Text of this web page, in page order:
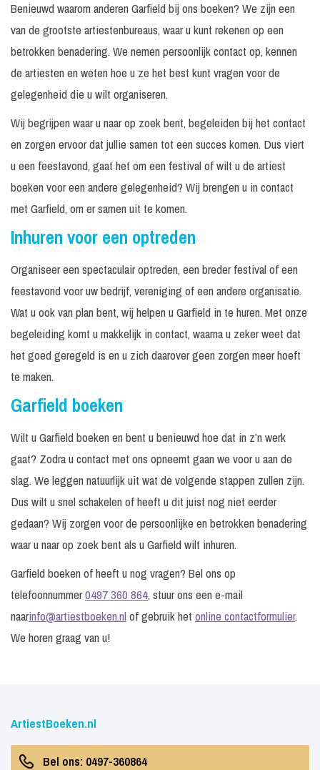
Benieuwd waarom anderen Garfield bij ons boeken? We zijn een
van de grootste artiestenbureaus, waar u kunt rekenen op een
betrokken benadering. We nemen persoonlijk contact op, kennen
de artiesten en weten hoe u ze het best kunt vragen voor de
gelegenheid die u wilt organiseren.
Wij begrijpen waar u naar op zoek bent, begeleiden bij het contact
en zorgen ervoor dat jullie samen tot een succes komen. Dus viert
u een feestavond, gaat het om een festival of wilt u de artiest
boeken voor een andere gelegenheid? Wij brengen u in contact
met Garfield, om er samen uit te komen.
Inhuren voor een optreden
Organiseer een spectaculair optreden, een breder festival of een
feestavond voor uw bedrijf, vereniging of een andere organisatie.
Wat u ook van plan bent, wij helpen u Garfield in te huren. Met onze
begeleiding komt u makkelijk in contact, waarna u zeker weet dat
het goed geregeld is en u zich daarover geen zorgen meer hoeft
te maken.
Garfield boeken
Wilt u Garfield boeken en bent u benieuwd hoe dat in z’n werk
gaat? Zodra u contact met ons opneemt gaan we voor u aan de
slag. We leggen natuurlijk uit wat de volgende stappen zullen zijn.
Dus wilt u snel schakelen of heeft u dit juist nog niet eerder
gedaan? Wij zorgen voor de persoonlijke en betrokken benadering
waar u naar op zoek bent als u Garfield wilt inhuren.
Garfield boeken of heeft u nog vragen? Bel ons op
telefoonnummer0497 360 864, stuur ons een e-mail
naarinfo@artiestboeken.nlof gebruik het online contactformulier.
We horen graag van u!
ArtiestBoeken.nl
Bel ons: 0497-360864